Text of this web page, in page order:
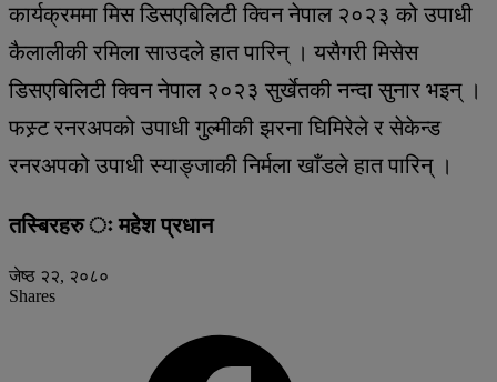
कार्यक्रममा मिस डिसएबिलिटी क्विन नेपाल २०२३ को उपाधी
कैलालीकी रमिला साउदले हात पारिन् । यसैगरी मिसेस
डिसएबिलिटी क्विन नेपाल २०२३ सुर्खेतकी नन्दा सुनार भइन् ।
फस्र्ट रनरअपको उपाधी गुल्मीकी झरना घिमिरेले र सेकेन्ड
रनरअपको उपाधी स्याङ्जाकी निर्मला खाँडले हात पारिन् ।
तस्बिरहरु ः महेश प्रधान
जेष्ठ २२, २०८०
Shares